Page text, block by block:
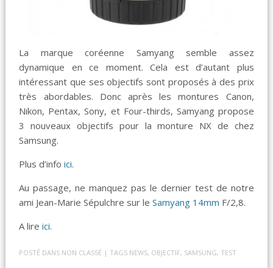
La marque coréenne Samyang semble assez
dynamique en ce moment. Cela est d’autant plus
intéressant que ses objectifs sont proposés à des prix
très abordables. Donc après les montures Canon,
Nikon, Pentax, Sony, et Four-thirds, Samyang propose
3 nouveaux objectifs pour la monture NX de chez
Samsung.
Plus d’infoici.
Au passage, ne manquez pas le dernier test de notre
ami Jean-Marie Sépulchre sur leSamyang 14mm F/2,8.
A lireici.
POSTÉ DANS NON CLASSÉ | TAGS NEWS, OBJECTIF, SAMSUNG, TEST